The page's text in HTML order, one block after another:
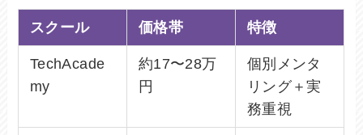
スクール 価格帯 特徴
TechAcade
my
約17〜28万
円
個別メンタ
リング＋実
務重視